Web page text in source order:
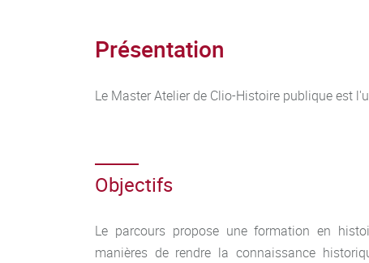
Présentation
Le Master Atelier de Clio-Histoire publique est
Objectifs
Le parcours propose une formation en
manières de rendre la connaissance